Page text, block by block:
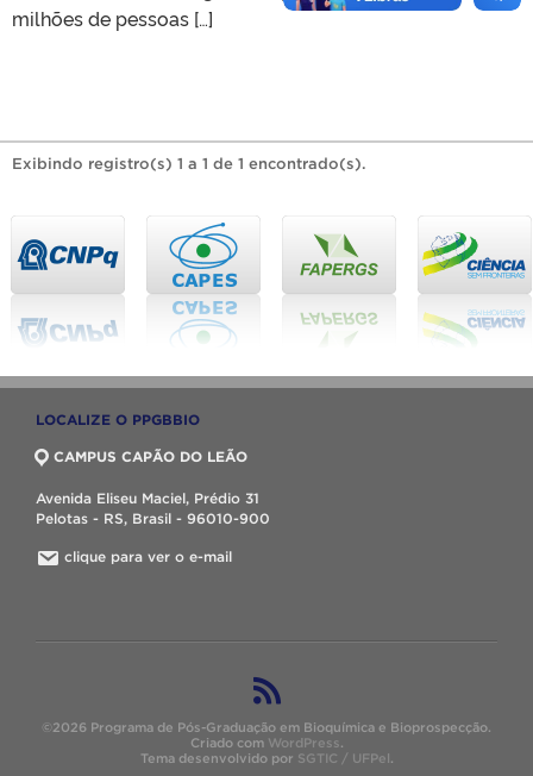
milhões de pessoas […]
Exibindo registro(s) 1 a 1 de 1 encontrado(s).
LOCALIZE O PPGBBIO
CAMPUS CAPÃO DO LEÃO
Avenida Eliseu Maciel, Prédio 31
Pelotas - RS, Brasil - 96010-900
clique para ver o e-mail
©2026 Programa de Pós-Graduação em Bioquímica e Bioprospecção.
Criado com WordPress.
Tema desenvolvido por SGTIC / UFPel.